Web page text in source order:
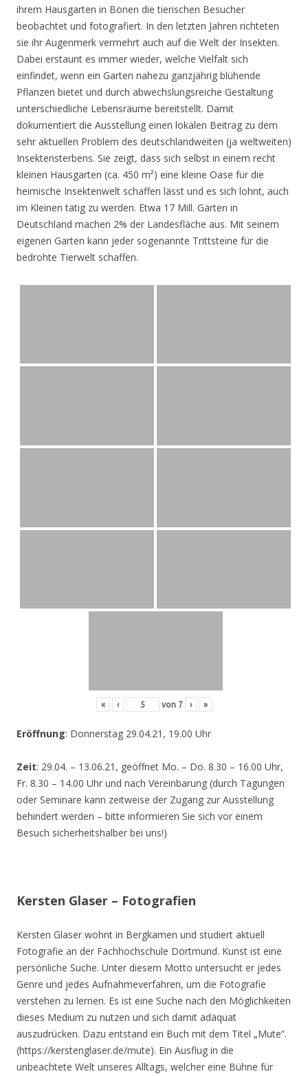
ihrem Hausgarten in Bönen die tierischen Besucher
beobachtet und fotografiert. In den letzten Jahren richteten
sie ihr Augenmerk vermehrt auch auf die Welt der Insekten.
Dabei erstaunt es immer wieder, welche Vielfalt sich
einfindet, wenn ein Garten nahezu ganzjährig blühende
Pflanzen bietet und durch abwechslungsreiche Gestaltung
unterschiedliche Lebensräume bereitstellt. Damit
dokumentiert die Ausstellung einen lokalen Beitrag zu dem
sehr aktuellen Problem des deutschlandweiten (ja weltweiten)
Insektensterbens. Sie zeigt, dass sich selbst in einem recht
kleinen Hausgarten (ca. 450 m²) eine kleine Oase für die
heimische Insektenwelt schaffen lässt und es sich lohnt, auch
im Kleinen tätig zu werden. Etwa 17 Mill. Gärten in
Deutschland machen 2% der Landesfläche aus. Mit seinem
eigenen Garten kann jeder sogenannte Trittsteine für die
bedrohte Tierwelt schaffen.
« ‹ von 7 › »
Eröffnung: Donnerstag 29.04.21, 19.00 Uhr
Zeit: 29.04. – 13.06.21, geöffnet Mo. – Do. 8.30 – 16.00 Uhr,
Fr. 8.30 – 14.00 Uhr und nach Vereinbarung (durch Tagungen
oder Seminare kann zeitweise der Zugang zur Ausstellung
behindert werden – bitte informieren Sie sich vor einem
Besuch sicherheitshalber bei uns!)
Kersten Glaser – Fotografien
Kersten Glaser wohnt in Bergkamen und studiert aktuell
Fotografie an der Fachhochschule Dortmund. Kunst ist eine
persönliche Suche. Unter diesem Motto untersucht er jedes
Genre und jedes Aufnahmeverfahren, um die Fotografie
verstehen zu lernen. Es ist eine Suche nach den Möglichkeiten
dieses Medium zu nutzen und sich damit adäquat
auszudrücken. Dazu entstand ein Buch mit dem Titel „Mute“.
(https://kerstenglaser.de/mute). Ein Ausflug in die
unbeachtete Welt unseres Alltags, welcher eine Bühne für